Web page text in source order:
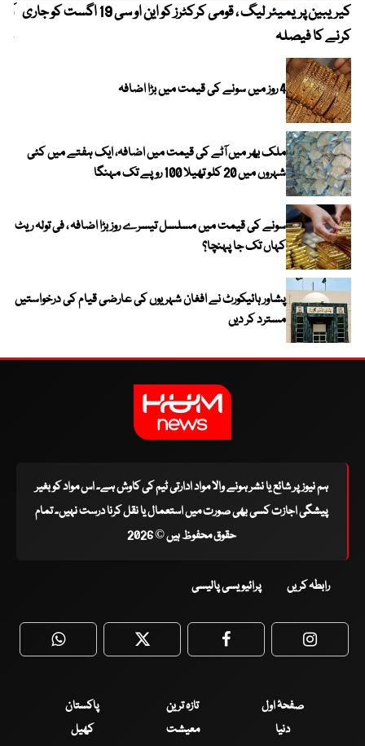
کیریبین پریمیئر لیگ ، قومی کرکٹرز کو این او سی 19 اگست کو جاری
کرنے کا فیصلہ
4 روز میں سونے کی قیمت میں بڑا اضافہ
ملک بھر میں آٹے کی قیمت میں اضافہ، ایک ہفتے میں کئی
شہروں میں 20 کلو تھیلا 100 روپے تک مہنگا
سونے کی قیمت میں مسلسل تیسرے روز بڑا اضافہ ، فی تولہ ریٹ
کہاں تک جا پہنچا؟
پشاور ہائیکورٹ نے افغان شہریوں کی عارضی قیام کی درخواستیں
مسترد کر دیں
ہم نیوز پر شائع یا نشر ہونے والا مواد ادارتی ٹیم کی کاوش ہے۔ اس مواد کو بغیر
پیشگی اجازت کسی بھی صورت میں استعمال یا نقل کرنا درست نہیں۔ تمام
حقوق محفوظ ہیں © 2026
رابطہ کریں پرائیویسی پالیسی
WhatsApp Twitter Facebook
صفحۂ اول تازہ ترین
پاکستان
دنیا
معیشت
کھیل